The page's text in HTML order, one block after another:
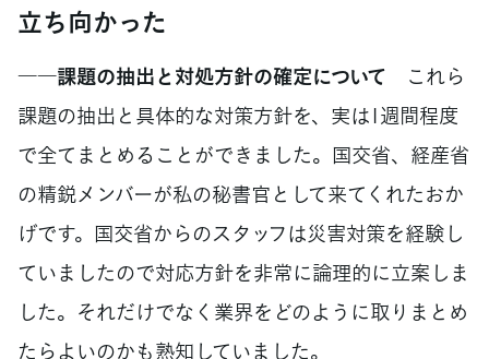
立ち向かった
――課題の抽出と対処方針の確定について これら
課題の抽出と具体的な対策方針を、実は1週間程度
で全てまとめることができました。国交省、経産省
の精鋭メンバーが私の秘書官として来てくれたおか
げです。国交省からのスタッフは災害対策を経験し
ていましたので対応方針を非常に論理的に立案しま
した。それだけでなく業界をどのように取りまとめ
たらよいのかも熟知していました。